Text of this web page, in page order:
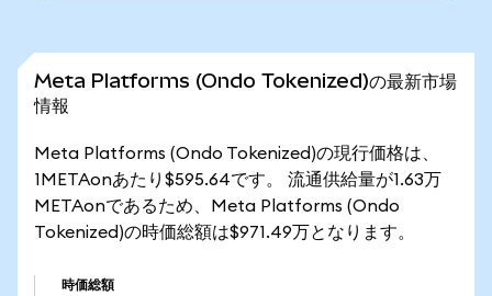
Meta Platforms (Ondo Tokenized)の最新市場
情報
Meta Platforms (Ondo Tokenized)の現行価格は、
1METAonあたり$595.64です。 流通供給量が1.63万
METAonであるため、Meta Platforms (Ondo
Tokenized)の時価総額は$971.49万となります。
時価総額